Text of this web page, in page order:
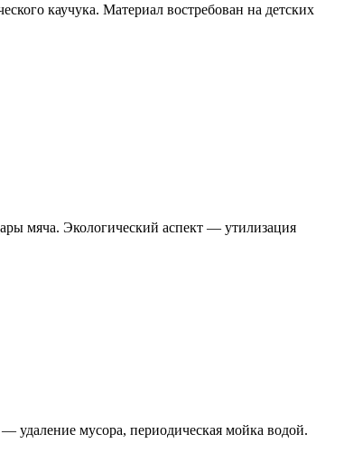
каучука. Материал востребован на детских
мяча. Экологический аспект — утилизация
удаление мусора, периодическая мойка водой.